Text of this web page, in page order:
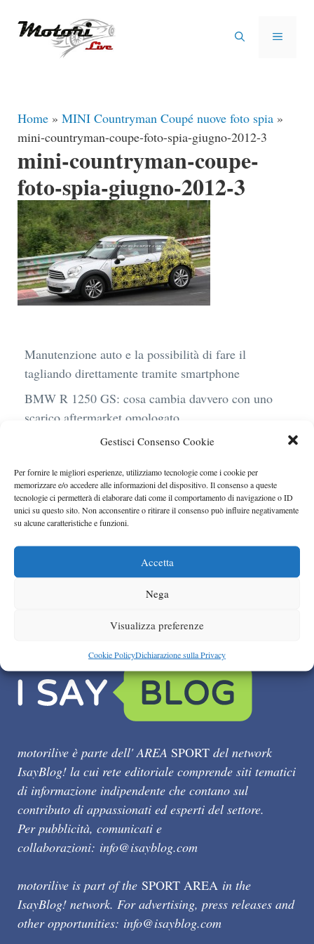
Gestisci Consenso Cookie
Per fornire le migliori esperienze, utilizziamo tecnologie come i cookie per
memorizzare e/o accedere alle informazioni del dispositivo. Il consenso a queste
tecnologie ci permetterà di elaborare dati come il comportamento di navigazione o ID
unici su questo sito. Non acconsentire o ritirare il consenso può influire negativamente
su alcune caratteristiche e funzioni.
Accetta
Nega
Visualizza preferenze
Cookie PolicyDichiarazione sulla Privacy
MENU
Home » MINI Countryman Coupé nuove foto spia »
mini-countryman-coupe-foto-spia-giugno-2012-3
mini-countryman-coupe-
foto-spia-giugno-2012-3
Manutenzione auto e la possibilità di fare il
tagliando direttamente tramite smartphone
BMW R 1250 GS: cosa cambia davvero con uno
scarico aftermarket omologato
Audi Q4 e-Tron 40 Business elettrica: mobilità
termine
Ufficiale l’arrivo degli stop lampeggianti
obbligatori in Italia
Le caratteristiche del motore Turbo 100 di
motorilive è parte dell' AREA SPORT del network
IsayBlog! la cui rete editoriale comprende siti tematici
di informazione indipendente che contano sul
contributo di appassionati ed esperti del settore.
Per pubblicità, comunicati e
collaborazioni: info@isayblog.com
motorilive is part of the SPORT AREA in the
IsayBlog! network. For advertising, press releases and
other opportunities: info@isayblog.com